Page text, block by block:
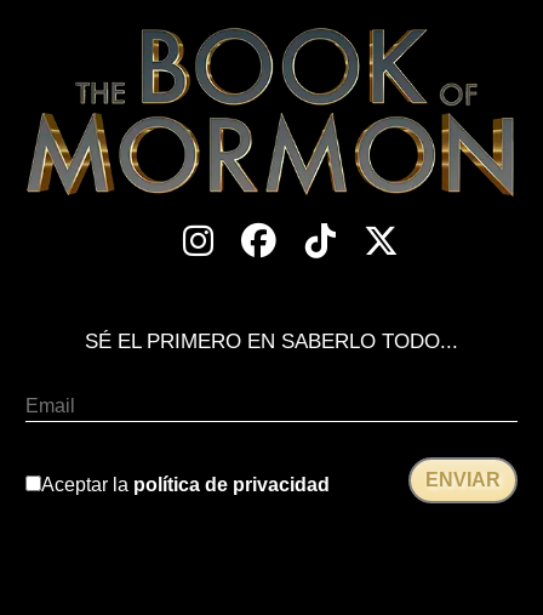
SÉ EL PRIMERO EN SABERLO TODO...
Aceptar la política de privacidad